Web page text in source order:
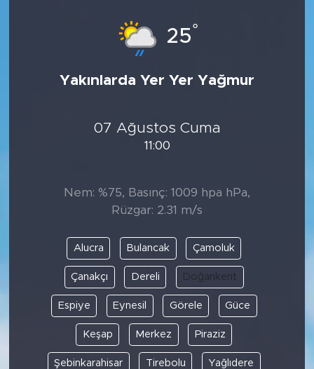
25°
Yakınlarda Yer Yer Yağmur
07 Ağustos Cuma
11:00
Nem: %75, Basınç: 1009 hpa hPa,
Rüzgar: 2.31 m/s
Alucra Bulancak Çamoluk
Çanakçı Dereli Doğankent
Espiye Eynesil Görele Güce
Keşap Merkez Piraziz
Şebinkarahisar Tirebolu Yağlıdere